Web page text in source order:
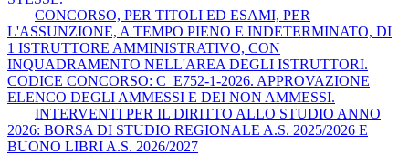
CONCORSO, PER TITOLI ED ESAMI, PER
L'ASSUNZIONE, A TEMPO PIENO E INDETERMINATO, DI
1 ISTRUTTORE AMMINISTRATIVO, CON
INQUADRAMENTO NELL'AREA DEGLI ISTRUTTORI.
CODICE CONCORSO: C_E752-1-2026. APPROVAZIONE
ELENCO DEGLI AMMESSI E DEI NON AMMESSI.
INTERVENTI PER IL DIRITTO ALLO STUDIO ANNO
2026: BORSA DI STUDIO REGIONALE A.S. 2025/2026 E
BUONO LIBRI A.S. 2026/2027